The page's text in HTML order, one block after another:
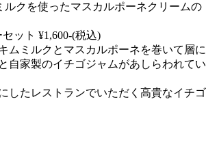
ルクを使ったマスカルポーネクリームの
ット ¥1,600-(税込)
ムミルクとマスカルポーネを巻いて層に
自家製のイチゴジャムがあしらわれてい
したレストランでいただく高貴なイチゴ